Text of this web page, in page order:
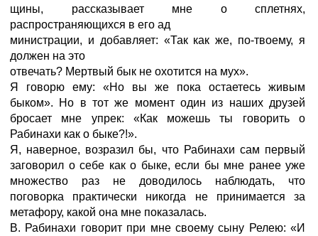
щины, рассказывает мне о сплетнях,
распространяющихся в его ад
министрации, и добавляет: «Так как же, по-твоему, я
должен на это
отвечать? Мертвый бык не охотится на мух».
Я говорю ему: «Но вы же пока остаетесь живым
быком». Но в тот же момент один из наших друзей
бросает мне упрек: «Как можешь ты говорить о
Рабинахи как о быке?!».
Я, наверное, возразил бы, что Рабинахи сам первый
заговорил о себе как о быке, если бы мне ранее уже
множество раз не доводилось наблюдать, что
поговорка практически никогда не принимается за
метафору, какой она мне показалась.
B. Рабинахи говорит при мне своему сыну Релею: «И